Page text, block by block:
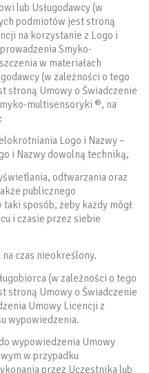
lub Usługodawcy (w
podmiotów jest stroną
na korzystanie z Logo i
Smyko-
w materiałach
(w zależności o tego
stroną Umowy o Świadczenie
multisensoryki ®, na
Logo i Nazwy –
i Nazwy dowolną techniką,
odtwarzania oraz
publicznego
sposób, żeby każdy mógł
i czasie przez siebie
czas nieokreślony.
(w zależności o tego
stroną Umowy o Świadczenie
Umowy Licencji z
wypowiedzenia.
wypowiedzenia Umowy
w przypadku
przez Uczestnika lub